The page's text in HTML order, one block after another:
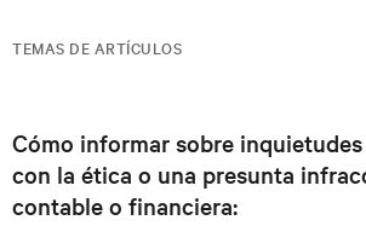
TEMAS DE ARTÍCULOS
Cómo informar sobre
con la ética o una presunta
contable o financiera: